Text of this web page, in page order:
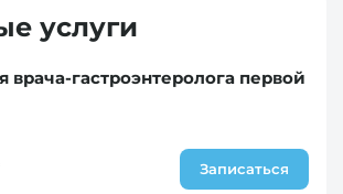
услуги
врача-гастроэнтеролога первой
Записаться